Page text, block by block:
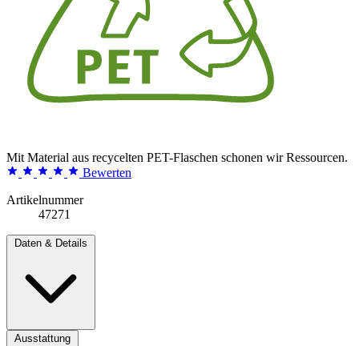
Mit Material aus recycelten PET-Flaschen schonen wir Ressourcen.
Bewerten
Artikelnummer
47271
Daten & Details
Ausstattung